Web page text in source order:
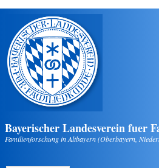
Direkt zum Inhalt
Bayerischer Landesverein fuer
Familienforschung in Altbayern (Oberbayern,